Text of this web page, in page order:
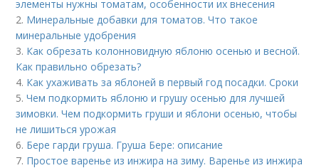
элементы нужны томатам, особенности их внесения
2. Минеральные добавки для томатов. Что такое
минеральные удобрения
3. Как обрезать колонновидную яблоню осенью и весной.
Как правильно обрезать?
4. Как ухаживать за яблоней в первый год посадки. Сроки
5.Чем подкормить яблоню и грушу осенью для лучшей
зимовки. Чем подкормить груши и яблони осенью, чтобы
не лишиться урожая
6. Бере гарди груша. Груша Бере: описание
7. Простое варенье из инжира на зиму. Варенье из инжира